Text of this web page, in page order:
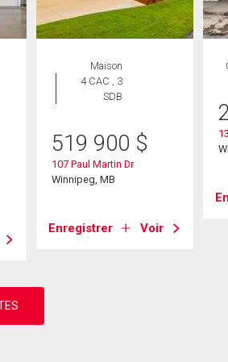
Maison
4 CAC , 3
SDB
519 900 $
107 Paul Martin Dr
Winnipeg, MB
Enregistrer Voir